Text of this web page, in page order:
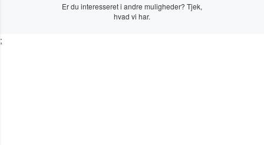
Er du interesseret i andre muligheder? Tjek,
hvad vi har.
;